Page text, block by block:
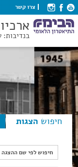
צרו קשר
בנדיבות:
חיפוש הצגות
חיפוש לפי שם